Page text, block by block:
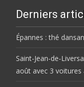
Derniers
Épannes : thé
Saint-Jean-de-
août avec 3 voitures